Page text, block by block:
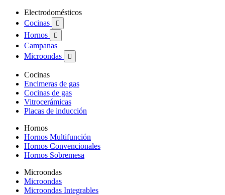
Electrodomésticos
Cocinas

Hornos 
Campanas
Microondas

Cocinas
Encimeras de gas
Cocinas de gas
Vitrocerámicas
Placas de inducción
Hornos
Hornos Multifunción
Hornos Convencionales
Hornos Sobremesa
Microondas
Microondas
Microondas Integrables